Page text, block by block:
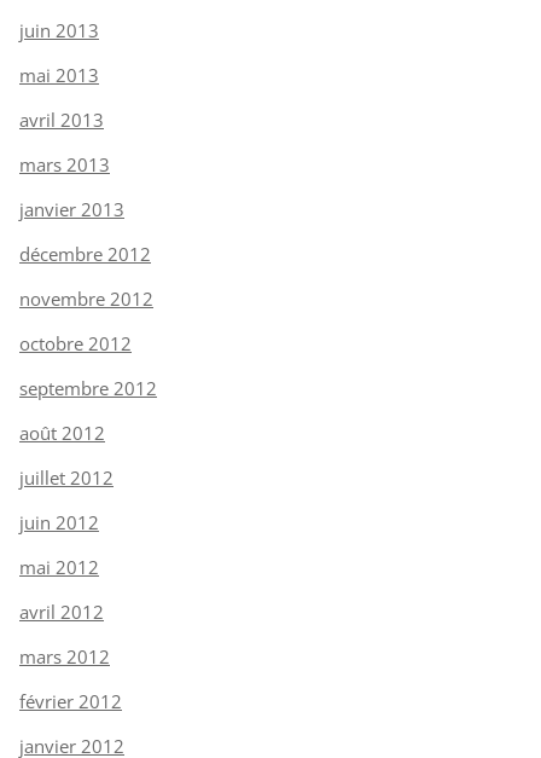
juin 2013
mai 2013
avril 2013
mars 2013
janvier 2013
décembre 2012
novembre 2012
octobre 2012
septembre 2012
août 2012
juillet 2012
juin 2012
mai 2012
avril 2012
mars 2012
février 2012
janvier 2012